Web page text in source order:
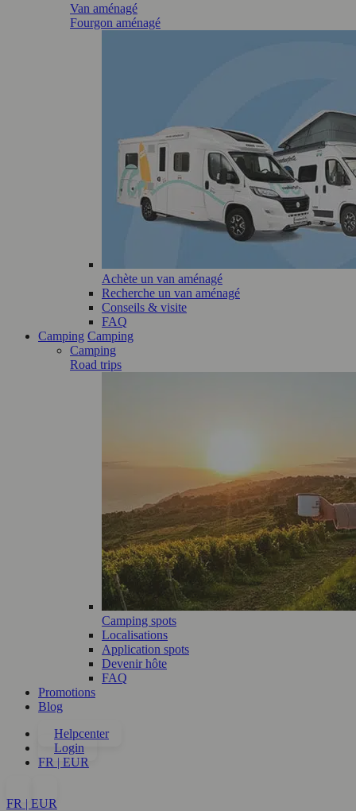
Van aménagé
Fourgon aménagé
Achète un van aménagé
Recherche un van aménagé
Conseils & visite
FAQ
Camping Camping
Camping
Road trips
Camping spots
Localisations
Application spots
Devenir hôte
FAQ
Promotions
Blog
Helpcenter
Login
FR | EUR
FR | EUR